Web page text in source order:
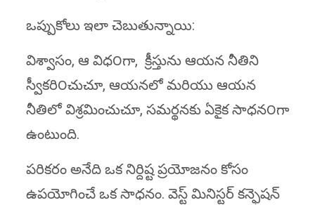
ఒప్పుకోలు ఇలా చెబుతున్నాయి:
విశ్వాసం, ఆ విధ౦గా, క్రీస్తును ఆయన నీతిని
స్వీకరి౦చుచూ, ఆయనలో మరియు ఆయన
నీతిలో విశ్రమించుచూ, సమర్థనకు ఏకైక సాధన౦గా
ఉంటుంది.
పరికరం అనేది ఒక నిర్దిష్ట ప్రయోజనం కోసం
ఉపయోగించే ఒక సాధనం. వెస్ట్ మినిస్టర్ కన్ఫెషన్